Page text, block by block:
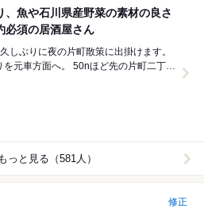
魚や石川県産野菜の素材の良さ
必須の居酒屋さん
しぶりに夜の片町散策に出掛けます。
ほど先の片町二丁目
っと見る（581人）
修正